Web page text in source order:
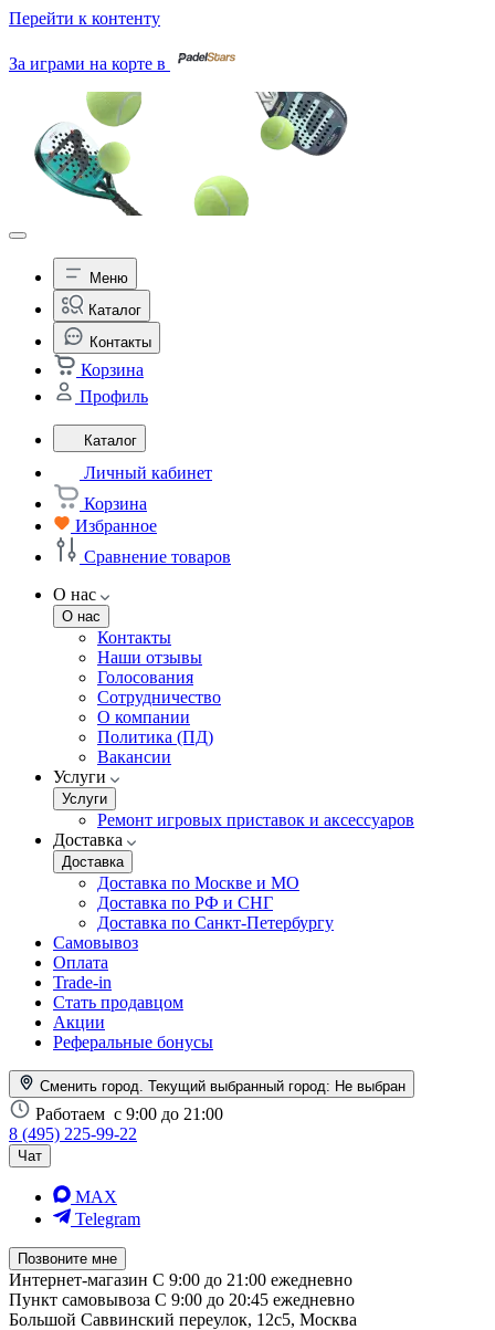
Перейти к контенту
За играми на корте в
Меню
Каталог
Контакты
Корзина
Профиль
Каталог
Личный кабинет
Корзина
Избранное
Сравнение товаров
О нас
О нас
Контакты
Наши отзывы
Голосования
Сотрудничество
О компании
Политика (ПД)
Вакансии
Услуги
Услуги
Ремонт игровых приставок и аксессуаров
Доставка
Доставка
Доставка по Москве и МО
Доставка по РФ и СНГ
Доставка по Санкт-Петербургу
Самовывоз
Оплата
Trade-in
Стать продавцом
Акции
Реферальные бонусы
Сменить город. Текущий выбранный город: Не выбран
Работаем с 9:00 до 21:00
8 (495) 225-99-22
Чат
MAX
Telegram
Позвоните мне
Интернет-магазин С 9:00 до 21:00 ежедневно
Пункт самовывоза С 9:00 до 20:45 ежедневно
Большой Саввинский переулок, 12с5, Москва